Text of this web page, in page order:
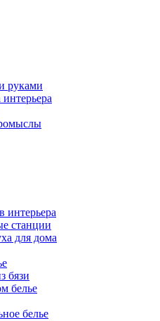
руками
интерьера
станции
для дома
бязи
белье
белье